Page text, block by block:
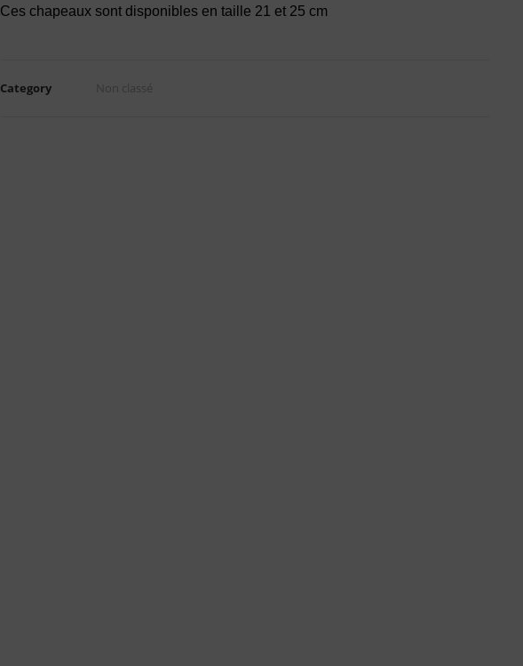
Ces chapeaux sont disponibles en taille 21 et 25 cm
Category Non classé